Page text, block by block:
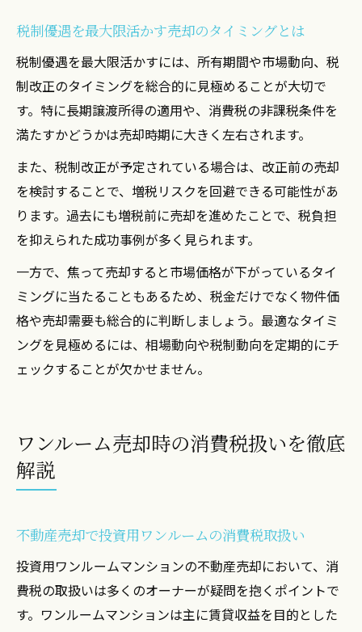
税制優遇を最大限活かす売却のタイミングとは
税制優遇を最大限活かすには、所有期間や市場動向、税
制改正のタイミングを総合的に見極めることが大切で
す。特に長期譲渡所得の適用や、消費税の非課税条件を
満たすかどうかは売却時期に大きく左右されます。
また、税制改正が予定されている場合は、改正前の売却
を検討することで、増税リスクを回避できる可能性があ
ります。過去にも増税前に売却を進めたことで、税負担
を抑えられた成功事例が多く見られます。
一方で、焦って売却すると市場価格が下がっているタイ
ミングに当たることもあるため、税金だけでなく物件価
格や売却需要も総合的に判断しましょう。最適なタイミ
ングを見極めるには、相場動向や税制動向を定期的にチ
ェックすることが欠かせません。
ワンルーム売却時の消費税扱いを徹底
解説
不動産売却で投資用ワンルームの消費税取扱い
投資用ワンルームマンションの不動産売却において、消
費税の取扱いは多くのオーナーが疑問を抱くポイントで
す。ワンルームマンションは主に賃貸収益を目的とした